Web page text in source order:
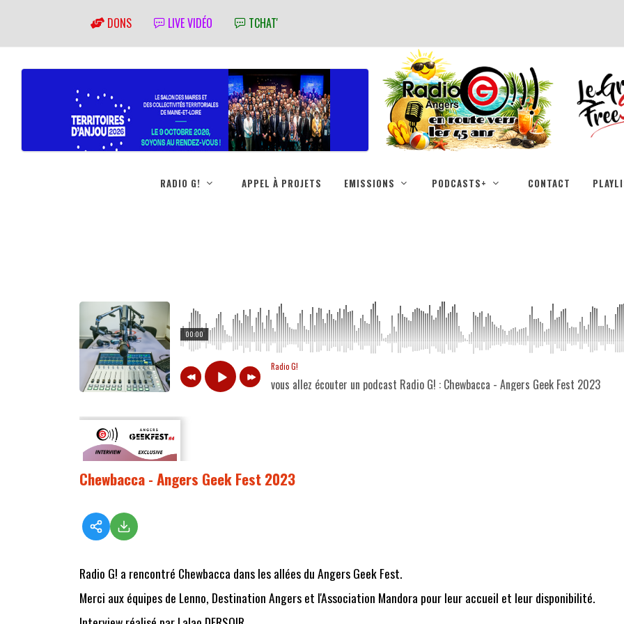
DONS LIVE VIDÉO TCHAT'
RADIO G! APPEL À PROJETS EMISSIONS PODCASTS+ CONTACT
00:00
Radio G!
vous allez écouter un podcast Radio G! : Chewbacca - Angers Geek Fest 2023
Chewbacca - Angers Geek Fest 2023
Radio G! a rencontré Chewbacca dans les allées du Angers Geek Fest.
Merci aux équipes de Lenno, Destination Angers et l'Association Mandora pour leur accueil et leur disponibilité.